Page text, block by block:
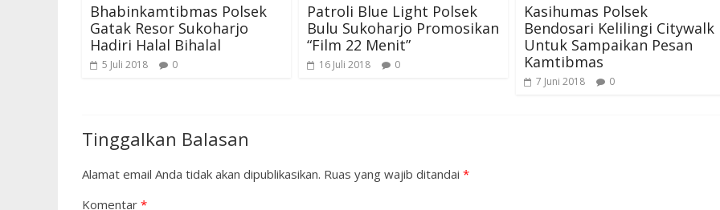
Bhabinkamtibmas Polsek
Gatak Resor Sukoharjo
Hadiri Halal Bihalal
5 Juli 2018 0
Patroli Blue Light Polsek
Bulu Sukoharjo Promosikan
“Film 22 Menit”
16 Juli 2018 0
Kasihumas Polsek
Bendosari Kelilingi Citywalk
Untuk Sampaikan Pesan
Kamtibmas
7 Juni 2018 0
Tinggalkan Balasan
Alamat email Anda tidak akan dipublikasikan. Ruas yang wajib ditandai *
Komentar *